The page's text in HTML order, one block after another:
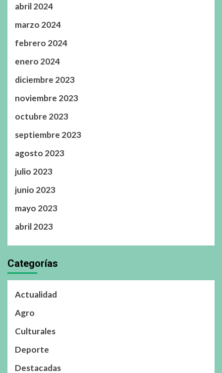
abril 2024
marzo 2024
febrero 2024
enero 2024
diciembre 2023
noviembre 2023
octubre 2023
septiembre 2023
agosto 2023
julio 2023
junio 2023
mayo 2023
abril 2023
Categorías
Actualidad
Agro
Culturales
Deporte
Destacadas